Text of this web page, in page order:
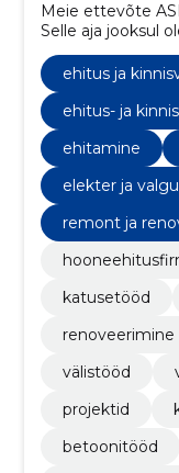
Meie ettevõte
Selle aja jooksul
usaldusväärse
eksisteerimise
võimaldab meil
laiaulatuslikult,
katuseharjani.
ehitus ja
ehitus- ja
ehitamine
elekter ja
remont ja
katusetööd
renoveerimine
välistööd
projektid
betoonitööd